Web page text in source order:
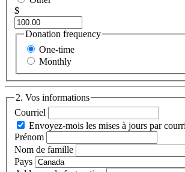
$
Donation frequency
One-time
Monthly
2. Vos informations
Courriel
Envoyez-mois les mises à jours par
Prénom
Nom de famille
Pays